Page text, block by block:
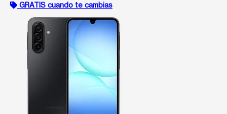
GRATIS cuando te cambias